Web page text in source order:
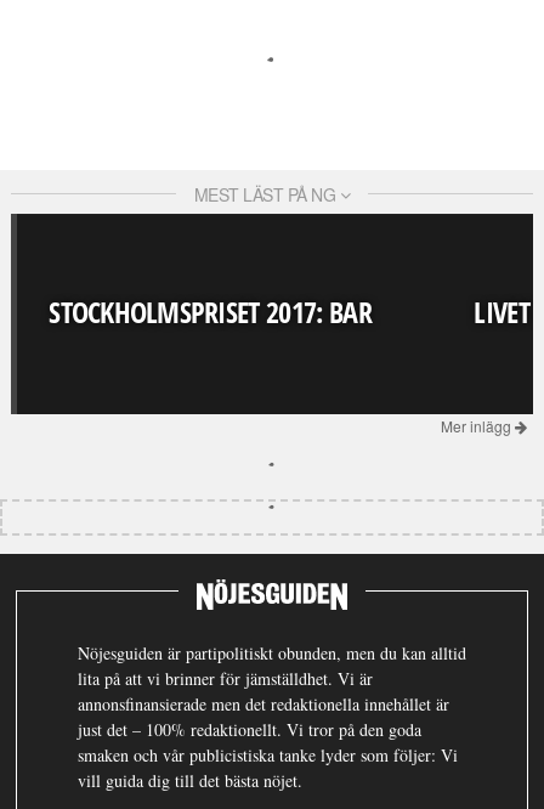
MEST LÄST PÅ NG
STOCKHOLMSPRISET 2017: BAR LIVET
Mer inlägg
Nöjesguiden är partipolitiskt obunden, men du kan alltid
lita på att vi brinner för jämställdhet. Vi är
annonsfinansierade men det redaktionella innehållet är
just det – 100% redaktionellt. Vi tror på den goda
smaken och vår publicistiska tanke lyder som följer: Vi
vill guida dig till det bästa nöjet.